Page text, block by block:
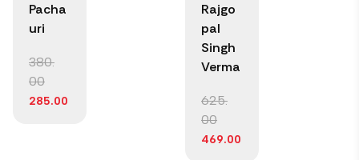
Pacha
uri
380.
00
285.00
Rajgo
pal
Singh
Verma
625.
00
469.00